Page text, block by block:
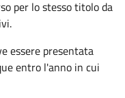
per lo stesso titolo da
essere presentata
entro l'anno in cui